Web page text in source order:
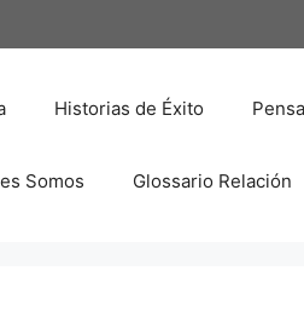
Historias de Éxito
Somos Glossario Relación